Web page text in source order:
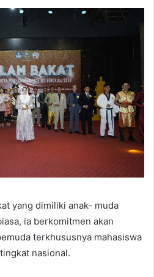
yang dimiliki anak- muda
ia berkomitmen akan
terkhususnya mahasiswa
nasional.